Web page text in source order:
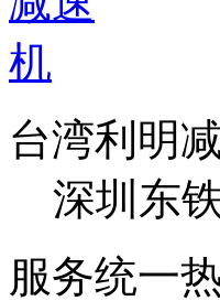
台湾利明
深圳东
服务统一